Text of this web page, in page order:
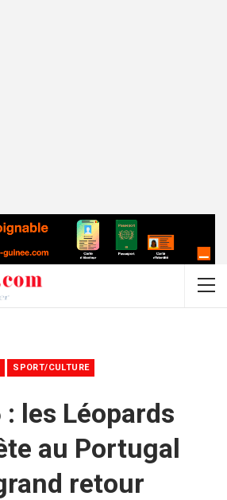
SPORT/CULTURE
les Léopards
au Portugal
retour